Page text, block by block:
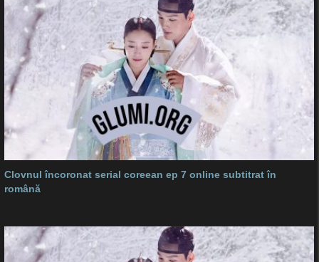
Clovnul încoronat serial coreean ep 7 online subtitrat în
română